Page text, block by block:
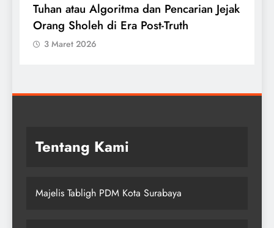
Tuhan atau Algoritma dan Pencarian Jejak
Orang Sholeh di Era Post-Truth
3 Maret 2026
Tentang Kami
Majelis Tabligh PDM Kota Surabaya